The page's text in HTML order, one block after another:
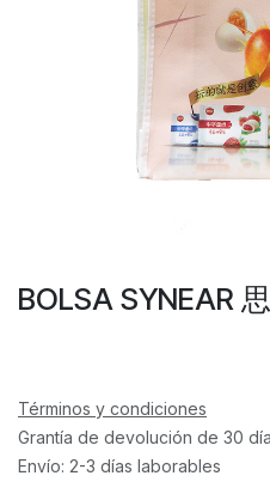
BOLSA SYNEAR
Términos y condiciones
Grantía de devolución de 30
Envío: 2-3 días laborables